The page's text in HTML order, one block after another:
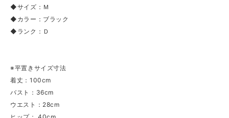
◆サイズ：Ｍ
◆カラー：ブラック
◆ランク：Ｄ
※平置きサイズ寸法
着丈：100cm
バスト：36cm
ウエスト：28cm